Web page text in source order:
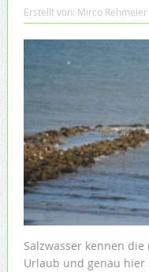
Erstellt von: Mirco Rehmeier
Salzwasser kennen
Urlaub und genau hier